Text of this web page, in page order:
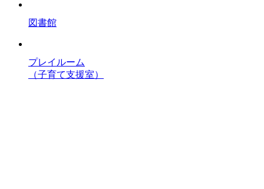
図書館
プレイルーム
（子育て支援室）